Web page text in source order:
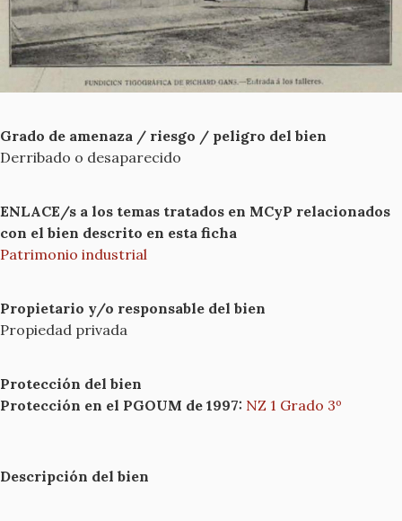
Grado de amenaza / riesgo / peligro del bien
Derribado o desaparecido
ENLACE/s a los temas tratados en MCyP relacionados
con el bien descrito en esta ficha
Patrimonio industrial
Propietario y/o responsable del bien
Propiedad privada
Protección del bien
Protección en el PGOUM de 1997: NZ 1 Grado 3º
Descripción del bien